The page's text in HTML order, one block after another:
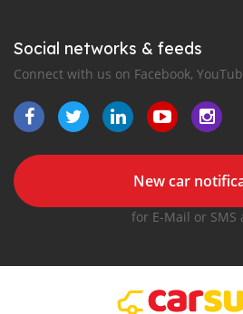
Social networks & feeds
Connect with us on Facebook,
New car
for E-Mail or SMS